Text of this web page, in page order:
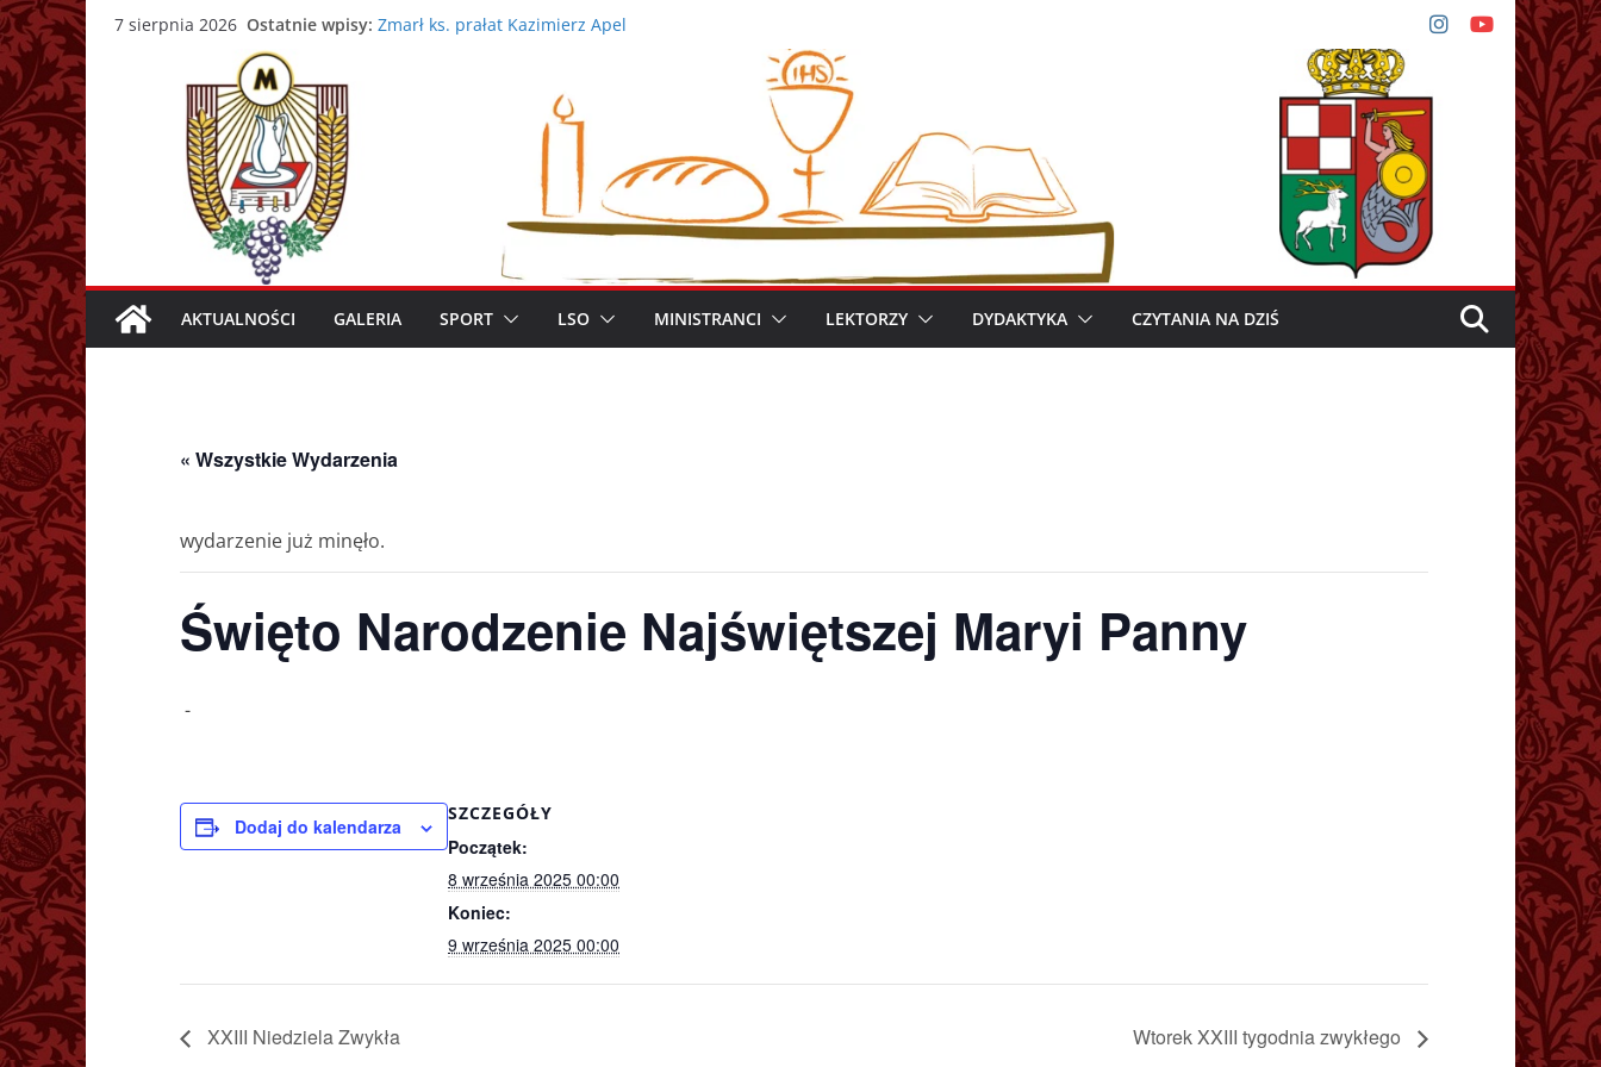
Przejdź
do
treści
7 sierpnia 2026 Ostatnie wpisy: Zmarł ks. prałat Kazimierz Apel
43. Warszawska Akademicka Pielgrzymka Metropolitalna
Zmarł papież Franciszek
Adrian Galbas nowym metropolitą warszawskim
AKTUALNOŚCI GALERIA SPORT LSO MINISTRANCI LEKTORZY DYDAKTYKA CZYTANIA NA DZIŚ
« Wszystkie Wydarzenia
wydarzenie już minęło.
Święto Narodzenie Najświętszej Maryi Panny
-
Dodaj do kalendarza
SZCZEGÓŁY
Początek:
8 września 2025 00:00
Koniec:
9 września 2025 00:00
XXIII Niedziela Zwykła Wtorek XXIII tygodnia zwykłego